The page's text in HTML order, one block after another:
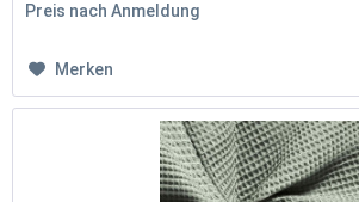
Preis nach Anmeldung
Merken